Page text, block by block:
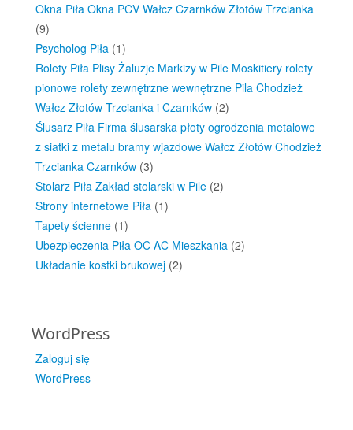
Okna Piła Okna PCV Wałcz Czarnków Złotów Trzcianka
(9)
Psycholog Piła (1)
Rolety Piła Plisy Żaluzje Markizy w Pile Moskitiery rolety
pionowe rolety zewnętrzne wewnętrzne Pila Chodzież
Wałcz Złotów Trzcianka i Czarnków (2)
Ślusarz Piła Firma ślusarska płoty ogrodzenia metalowe
z siatki z metalu bramy wjazdowe Wałcz Złotów Chodzież
Trzcianka Czarnków (3)
Stolarz Piła Zakład stolarski w Pile (2)
Strony internetowe Piła (1)
Tapety ścienne (1)
Ubezpieczenia Piła OC AC Mieszkania (2)
Układanie kostki brukowej (2)
WordPress
Zaloguj się
WordPress